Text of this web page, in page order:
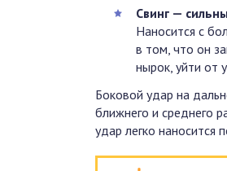
Свинг —
Наносится с
в том, что он
нырок, уйти от
Боковой удар на
ближнего и среднего
удар легко наносится